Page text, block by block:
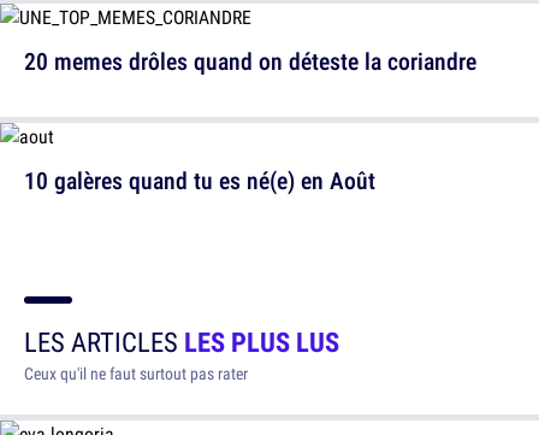
20 memes drôles quand on déteste la coriandre
10 galères quand tu es né(e) en Août
LES ARTICLES LES PLUS LUS
Ceux qu'il ne faut surtout pas rater